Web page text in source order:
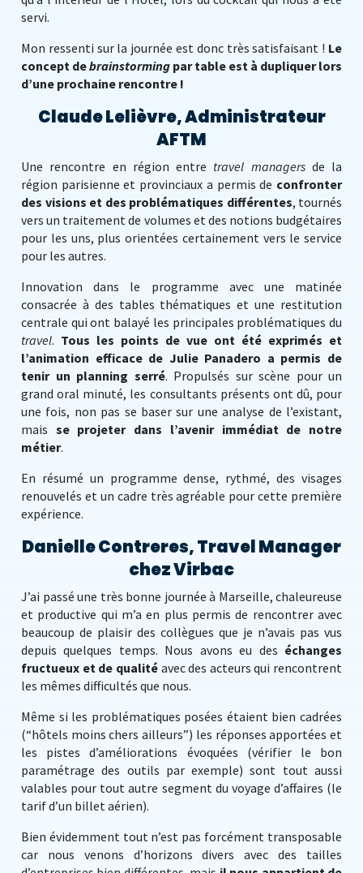
servi.
Mon ressenti sur la journée est donc très satisfaisant ! Le
concept debrainstorming par table est à dupliquer lors
d’une prochaine rencontre !
Claude Lelièvre, Administrateur
AFTM
Une rencontre en région entre travel managersde la
région parisienne et provinciaux a permis de confronter
des visions et des problématiques différentes, tournés
vers un traitement de volumes et des notions budgétaires
pour les uns, plus orientées certainement vers le service
pour les autres.
Innovation dans le programme avec une matinée
consacrée à des tables thématiques et une restitution
centrale qui ont balayé les principales problématiques du
travel. Tous les points de vue ont été exprimés et
l’animation efficace de Julie Panadero a permis de
tenir un planning serré. Propulsés sur scène pour un
grand oral minuté, les consultants présents ont dû, pour
une fois, non pas se baser sur une analyse de l’existant,
mais se projeter dans l’avenir immédiat de notre
métier.
En résumé un programme dense, rythmé, des visages
renouvelés et un cadre très agréable pour cette première
expérience.
Danielle Contreres, Travel Manager
chez Virbac
J’ai passé une très bonne journée à Marseille, chaleureuse
et productive qui m’a en plus permis de rencontrer avec
beaucoup de plaisir des collègues que je n’avais pas vus
depuis quelques temps. Nous avons eu des échanges
fructueux et de qualitéavec des acteurs qui rencontrent
les mêmes difficultés que nous.
Même si les problématiques posées étaient bien cadrées
(“hôtels moins chers ailleurs”) les réponses apportées et
les pistes d’améliorations évoquées (vérifier le bon
paramétrage des outils par exemple) sont tout aussi
valables pour tout autre segment du voyage d’affaires (le
tarif d’un billet aérien).
Bien évidemment tout n’est pas forcément transposable
car nous venons d’horizons divers avec des tailles